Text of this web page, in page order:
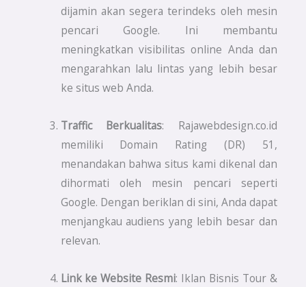
dijamin akan segera terindeks oleh mesin
pencari Google. Ini membantu
meningkatkan visibilitas online Anda dan
mengarahkan lalu lintas yang lebih besar
ke situs web Anda.
Traffic Berkualitas: Rajawebdesign.co.id
memiliki Domain Rating (DR) 51,
menandakan bahwa situs kami dikenal dan
dihormati oleh mesin pencari seperti
Google. Dengan beriklan di sini, Anda dapat
menjangkau audiens yang lebih besar dan
relevan.
Link ke Website Resmi: Iklan Bisnis Tour &